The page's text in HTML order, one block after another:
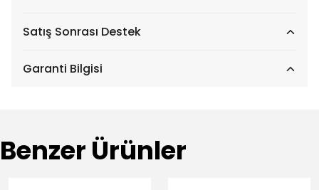
Satış Sonrası Destek
Garanti Bilgisi
Benzer Ürünler